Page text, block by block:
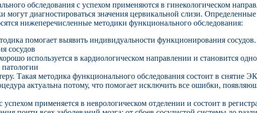
обследования с успехом применяются в гинекологическом
могут диагностироваться значения цервикальной слизи.
нижеперечисленные методики функционального обследования:
помогает выявить индивидуальности функционирования
сосудов
используется в кардиологическом направлении и становится
Такая методика функционального обследования состоит в снятие
актуальна потому, что помогает исключить все ошибки,
применяется в неврологическом отделении и состоит в